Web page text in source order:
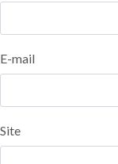
E-mail
Site